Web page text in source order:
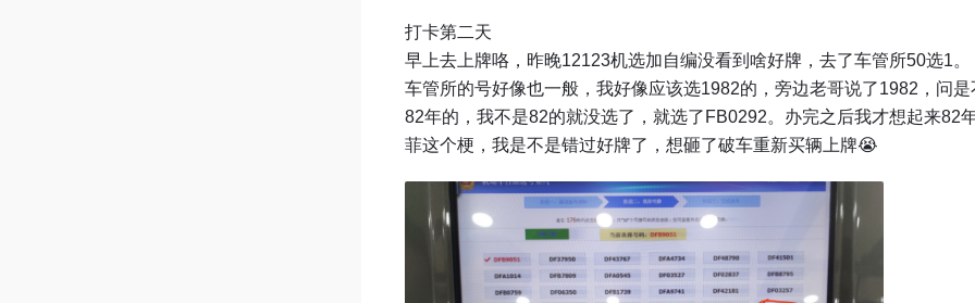
(4)体验差：由于交付漏资料问题或者其它问题，上牌没那么顺利。
最后，我花了半天时间，赚了300，不知道值不值呢？本来写之前觉得不值
到这里又觉得还可以哈哈哈。
上面的运费工本费以及流程各地可能存在差异，仅供参考，建议小红书搜
上牌攻略。
五、最后吹一波厦门车管所办事效率
(1)因为我着急提车，所以一开始不敢选择网上办理临牌，因为看说明，业
理可能要到次日完成，然后再寄出，那可能得第三天才能收到临牌。
打卡第二天
早上去上牌咯，昨晚12123机选加自编没看到啥好牌，去了车管所50选1。
车管所的号好像也一般，我好像应该选1982的，旁边老哥说了1982，问是
82年的，我不是82的就没选了，就选了FB0292。办完之后我才想起来82
菲这个梗，我是不是错过好牌了，想砸了破车重新买辆上牌😭